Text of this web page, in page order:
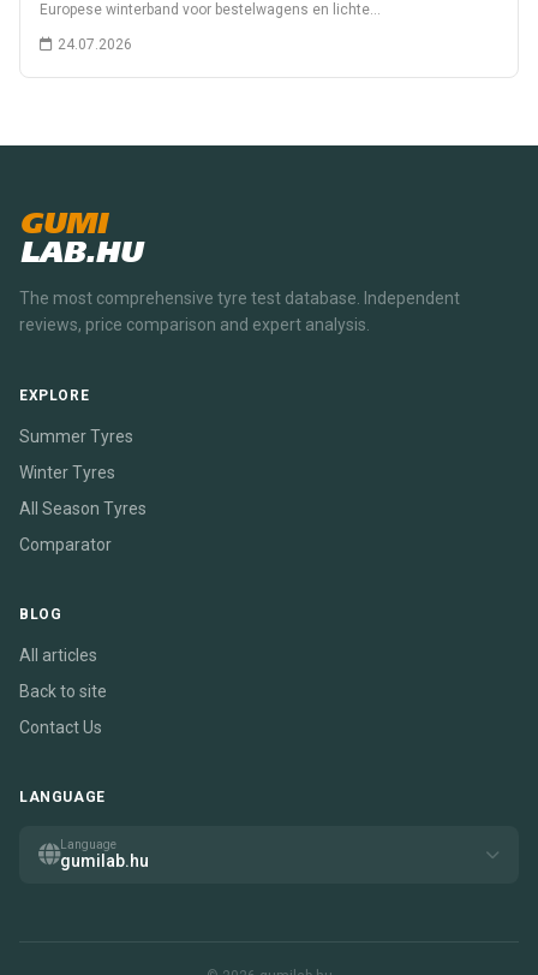
Europese winterband voor bestelwagens en lichte…
24.07.2026
GUMI
LAB.HU
The most comprehensive tyre test database. Independent
reviews, price comparison and expert analysis.
EXPLORE
Summer Tyres
Winter Tyres
All Season Tyres
Comparator
BLOG
All articles
Back to site
Contact Us
LANGUAGE
Language
gumilab.hu